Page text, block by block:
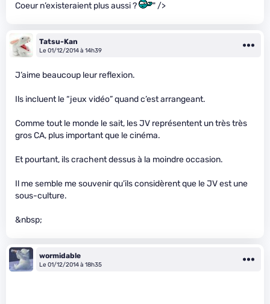
Coeur n’existeraient plus aussi ?
" />
Tatsu-Kan
Le 01/12/2014 à 14h39
J’aime beaucoup leur reflexion.
Ils incluent le “jeux vidéo” quand c’est arrangeant.
Comme tout le monde le sait, les JV représentent un très très
gros CA, plus important que le cinéma.
Et pourtant, ils crachent dessus à la moindre occasion.
Il me semble me souvenir qu’ils considèrent que le JV est une
sous-culture.
&nbsp;
wormidable
Le 01/12/2014 à 18h35